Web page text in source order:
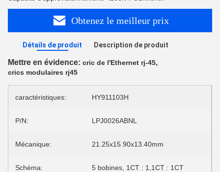
Obtenez le meilleur prix
Détails de produit Description de produit
Mettre en évidence: cric de l'Ethernet rj-45,
crics modulaires rj45
caractéristiques: HY911103H
P/N: LPJ0026ABNL
Mécanique: 21.25x15.90x13.40mm
Schéma: 5 bobines, 1CT : 1,1CT : 1CT